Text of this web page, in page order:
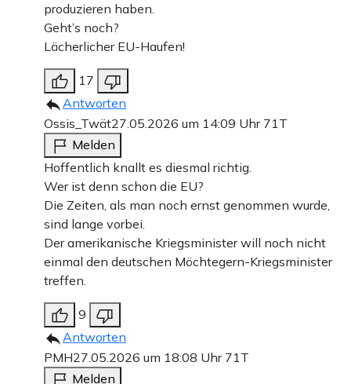
produzieren haben.
Geht’s noch?
Lächerlicher EU-Haufen!
17
Antworten
Ossis_Twät27.05.2026 um 14:09 Uhr 71T
Melden
Hoffentlich knallt es diesmal richtig.
Wer ist denn schon die EU?
Die Zeiten, als man noch ernst genommen wurde,
sind lange vorbei.
Der amerikanische Kriegsminister will noch nicht
einmal den deutschen Möchtegern-Kriegsminister
treffen.
9
Antworten
PMH27.05.2026 um 18:08 Uhr 71T
Melden